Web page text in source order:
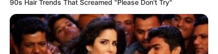
The Adorable Model For Simba In The Lion King
Remake
BRAINBERRIES
90s Hair Trends That Screamed "Please Don't Try"